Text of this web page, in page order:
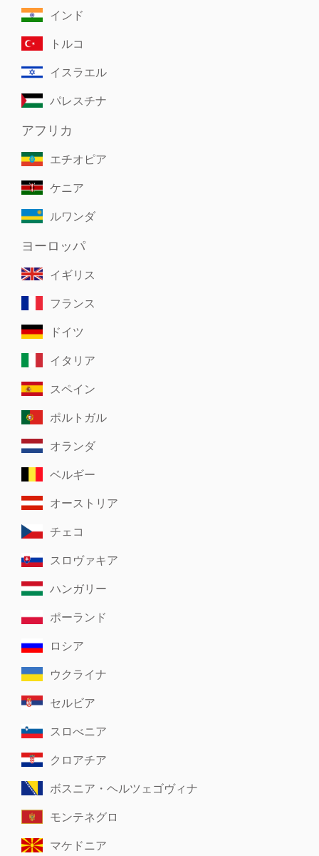
インド
トルコ
イスラエル
パレスチナ
アフリカ
エチオピア
ケニア
ルワンダ
ヨーロッパ
イギリス
フランス
ドイツ
イタリア
スペイン
ポルトガル
オランダ
ベルギー
オーストリア
チェコ
スロヴァキア
ハンガリー
ポーランド
ロシア
ウクライナ
セルビア
スロべニア
クロアチア
ボスニア・ヘルツェゴヴィナ
モンテネグロ
マケドニア